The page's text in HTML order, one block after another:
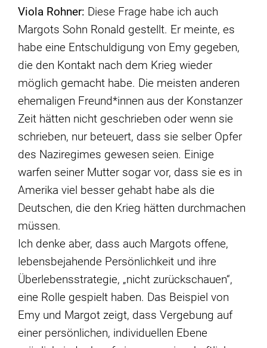
Viola Rohner: Diese Frage habe ich auch
Margots Sohn Ronald gestellt. Er meinte, es
habe eine Entschuldigung von Emy gegeben,
die den Kontakt nach dem Krieg wieder
möglich gemacht habe. Die meisten anderen
ehemaligen Freund*innen aus der Konstanzer
Zeit hätten nicht geschrieben oder wenn sie
schrieben, nur beteuert, dass sie selber Opfer
des Naziregimes gewesen seien. Einige
warfen seiner Mutter sogar vor, dass sie es in
Amerika viel besser gehabt habe als die
Deutschen, die den Krieg hätten durchmachen
müssen.
Ich denke aber, dass auch Margots offene,
lebensbejahende Persönlichkeit und ihre
Überlebensstrategie, „nicht zurückschauen“,
eine Rolle gespielt haben. Das Beispiel von
Emy und Margot zeigt, dass Vergebung auf
einer persönlichen, individuellen Ebene